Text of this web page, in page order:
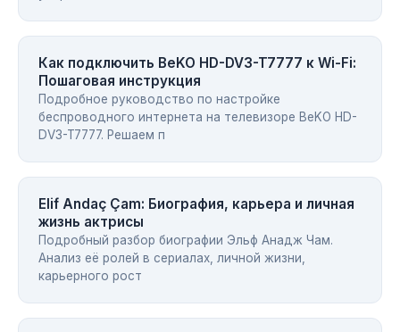
Как подключить BeKO HD-DV3-T7777 к Wi-Fi:
Пошаговая инструкция
Подробное руководство по настройке
беспроводного интернета на телевизоре BeKO HD-
DV3-T7777. Решаем п
Elif Andaç Çam: Биография, карьера и личная
жизнь актрисы
Подробный разбор биографии Эльф Анадж Чам.
Анализ её ролей в сериалах, личной жизни,
карьерного рост